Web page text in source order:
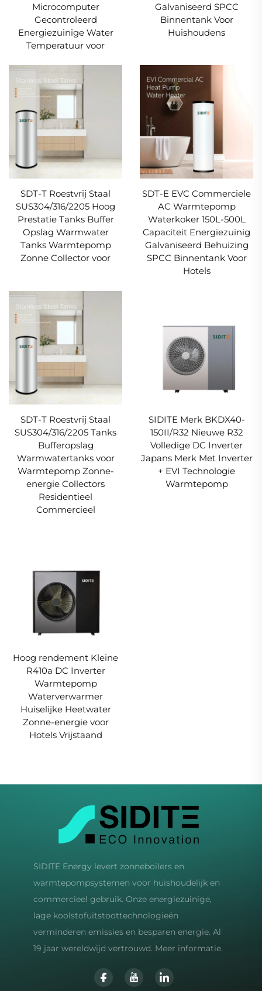
Microcomputer
Gecontroleerd
Energiezuinige Water
Temperatuur voor
Galvaniseerd SPCC
Binnentank Voor
Huishoudens
SDT-T Roestvrij Staal
SUS304/316/2205 Hoog
Prestatie Tanks Buffer
Opslag Warmwater
Tanks Warmtepomp
Zonne Collector voor
SDT-E EVC Commerciele
AC Warmtepomp
Waterkoker 150L-500L
Capaciteit Energiezuinig
Galvaniseerd Behuizing
SPCC Binnentank Voor
Hotels
SDT-T Roestvrij Staal
SUS304/316/2205 Tanks
Bufferopslag
Warmwatertanks voor
Warmtepomp Zonne-
energie Collectors
Residentieel
Commercieel
SIDITE Merk BKDX40-
150II/R32 Nieuwe R32
Volledige DC Inverter
Japans Merk Met Inverter
+ EVI Technologie
Warmtepomp
Hoog rendement Kleine
R410a DC Inverter
Warmtepomp
Waterverwarmer
Huiselijke Heetwater
Zonne-energie voor
Hotels Vrijstaand
SIDITE Energy levert zonneboilers en
warmtepompsystemen voor huishoudelijk en
commercieel gebruik. Onze energiezuinige,
lage koolstofuitstoottechnologieën
verminderen emissies en besparen energie. Al
19 jaar wereldwijd vertrouwd. Meer informatie.